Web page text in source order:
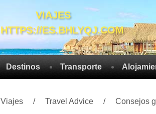
VIAJES
HTTPS://ES.BHLYQJ.COM
Destinos Transporte
Viajes Travel Advice Consejos